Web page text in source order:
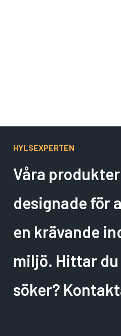
HYLSEXPERTEN
Våra
designade för
en krävande
miljö. Hittar
söker?